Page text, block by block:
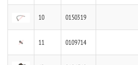
10 0150319
11 0109714